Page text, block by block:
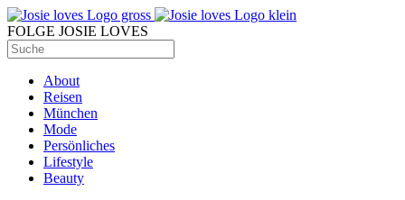
FOLGE JOSIE LOVES
About
Reisen
München
Mode
Persönliches
Lifestyle
Beauty